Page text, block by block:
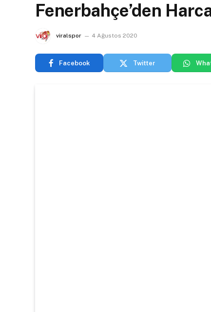
Fenerbahçe’den
viralspor 4 Ağustos 2020
Facebook Twitter